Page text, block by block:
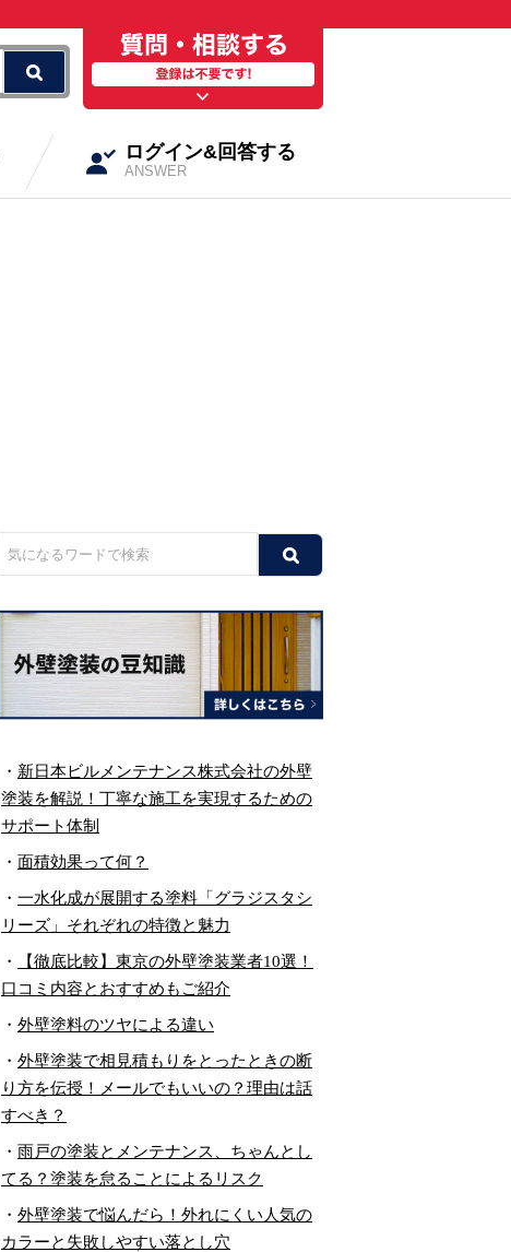
ログイン&回答する
ANSWER
・ 新日本ビルメンテナンス株式会社の外壁
塗装を解説！丁寧な施工を実現するための
サポート体制
・ 面積効果って何？
・ 一水化成が展開する塗料「グラジスタシ
リーズ」それぞれの特徴と魅力
・
【徹底比較】東京の外壁塗装業者10選！
口コミ内容とおすすめもご紹介
・ 外壁塗料のツヤによる違い
・ 外壁塗装で相見積もりをとったときの断
り方を伝授！メールでもいいの？理由は話
すべき？
・ 雨戸の塗装とメンテナンス、ちゃんとし
てる？塗装を怠ることによるリスク
・ 外壁塗装で悩んだら！外れにくい人気の
カラーと失敗しやすい落とし穴